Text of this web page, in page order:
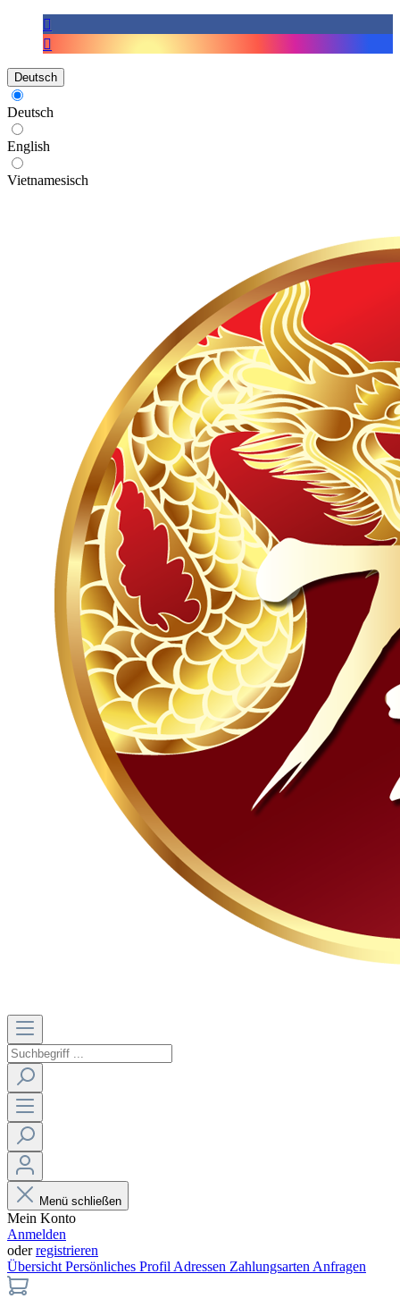
Deutsch
Deutsch
English
Vietnamesisch
Menü schließen
Mein Konto
Anmelden
oderregistrieren
Übersicht Persönliches Profil Adressen Zahlungsarten Anfragen